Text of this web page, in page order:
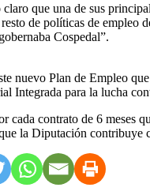
que una de sus
de políticas de empleo
Cospedal”.
Plan de Empleo
Integrada para la lucha
contrato de 6 meses
la Diputación contribuye